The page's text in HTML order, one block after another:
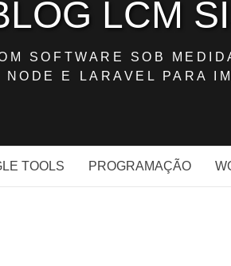
LCM
SOFTWARE SOB
E LARAVEL PARA
TOOLS PROGRAMAÇÃO